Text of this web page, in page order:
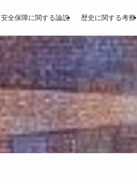
安全保障に関する論説 歴史に関する考察